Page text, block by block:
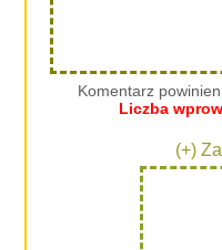
Komentarz
Liczba
(+)